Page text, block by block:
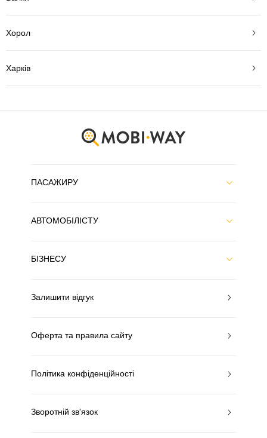
Хорол
Харків
ПАСАЖИРУ
АВТОМОБІЛІСТУ
БІЗНЕСУ
Залишити відгук
Оферта та правила сайту
Політика конфіденційності
Зворотній зв'язок